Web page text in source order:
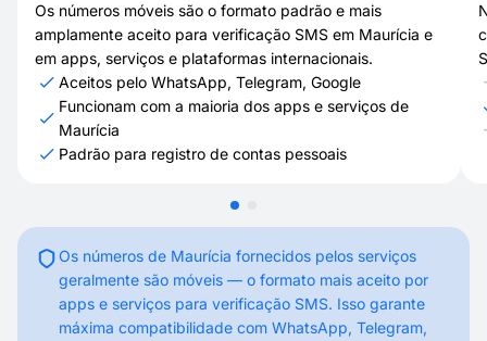
Os números móveis são o formato padrão e mais
amplamente aceito para verificação SMS em Maurícia e
em apps, serviços e plataformas internacionais.
Aceitos pelo WhatsApp, Telegram, Google
Funcionam com a maioria dos apps e serviços de
Maurícia
Padrão para registro de contas pessoais
Os números de Maurícia fornecidos pelos serviços
geralmente são móveis — o formato mais aceito por
apps e serviços para verificação SMS. Isso garante
máxima compatibilidade com WhatsApp, Telegram,